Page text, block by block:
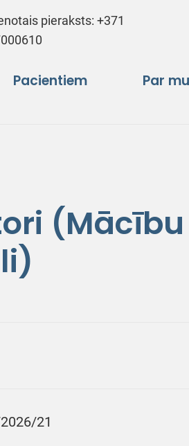
pieraksts:+371
Pacientiem Par
(Mācību
21